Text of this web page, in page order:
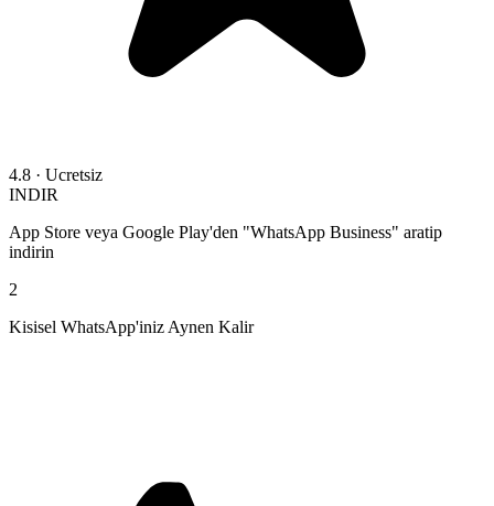
4.8 · Ucretsiz
INDIR
App Store veya Google Play'den "WhatsApp Business" aratip
indirin
2
Kisisel WhatsApp'iniz Aynen Kalir